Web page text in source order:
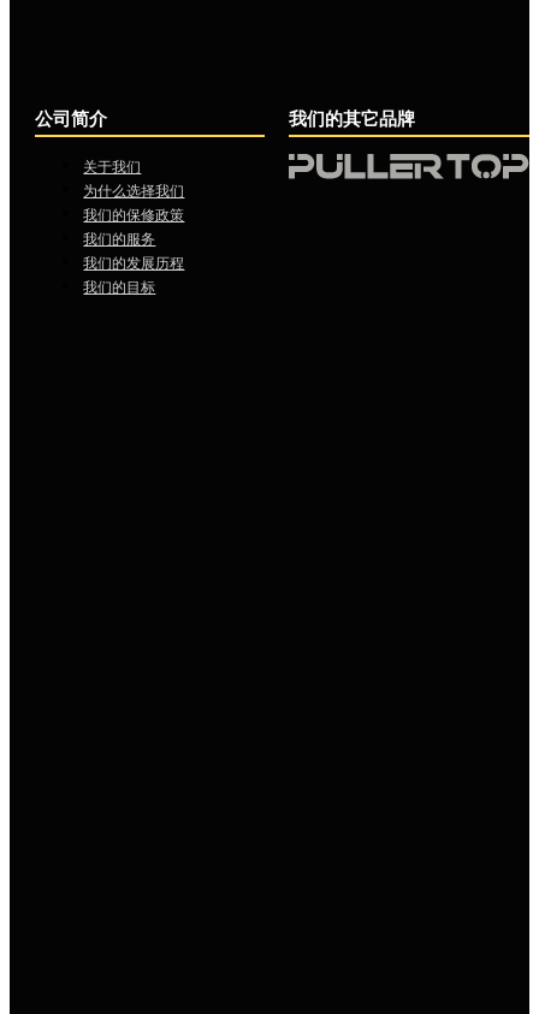
公司简介
关于我们
为什么选择我们
我们的保修政策
我们的服务
我们的发展历程
我们的目标
我们的其它品牌